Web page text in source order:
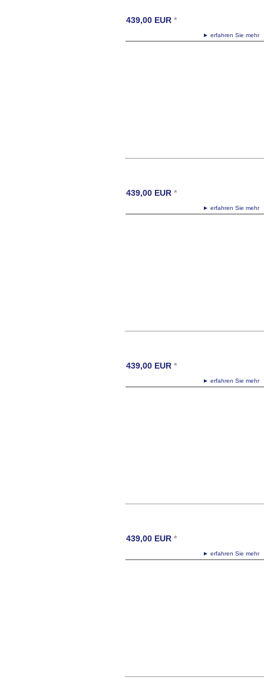
► erfahren Sie
439,00 EUR *
► erfahren Sie
439,00 EUR *
► erfahren Sie
439,00 EUR *
► erfahren Sie
439,00 EUR *